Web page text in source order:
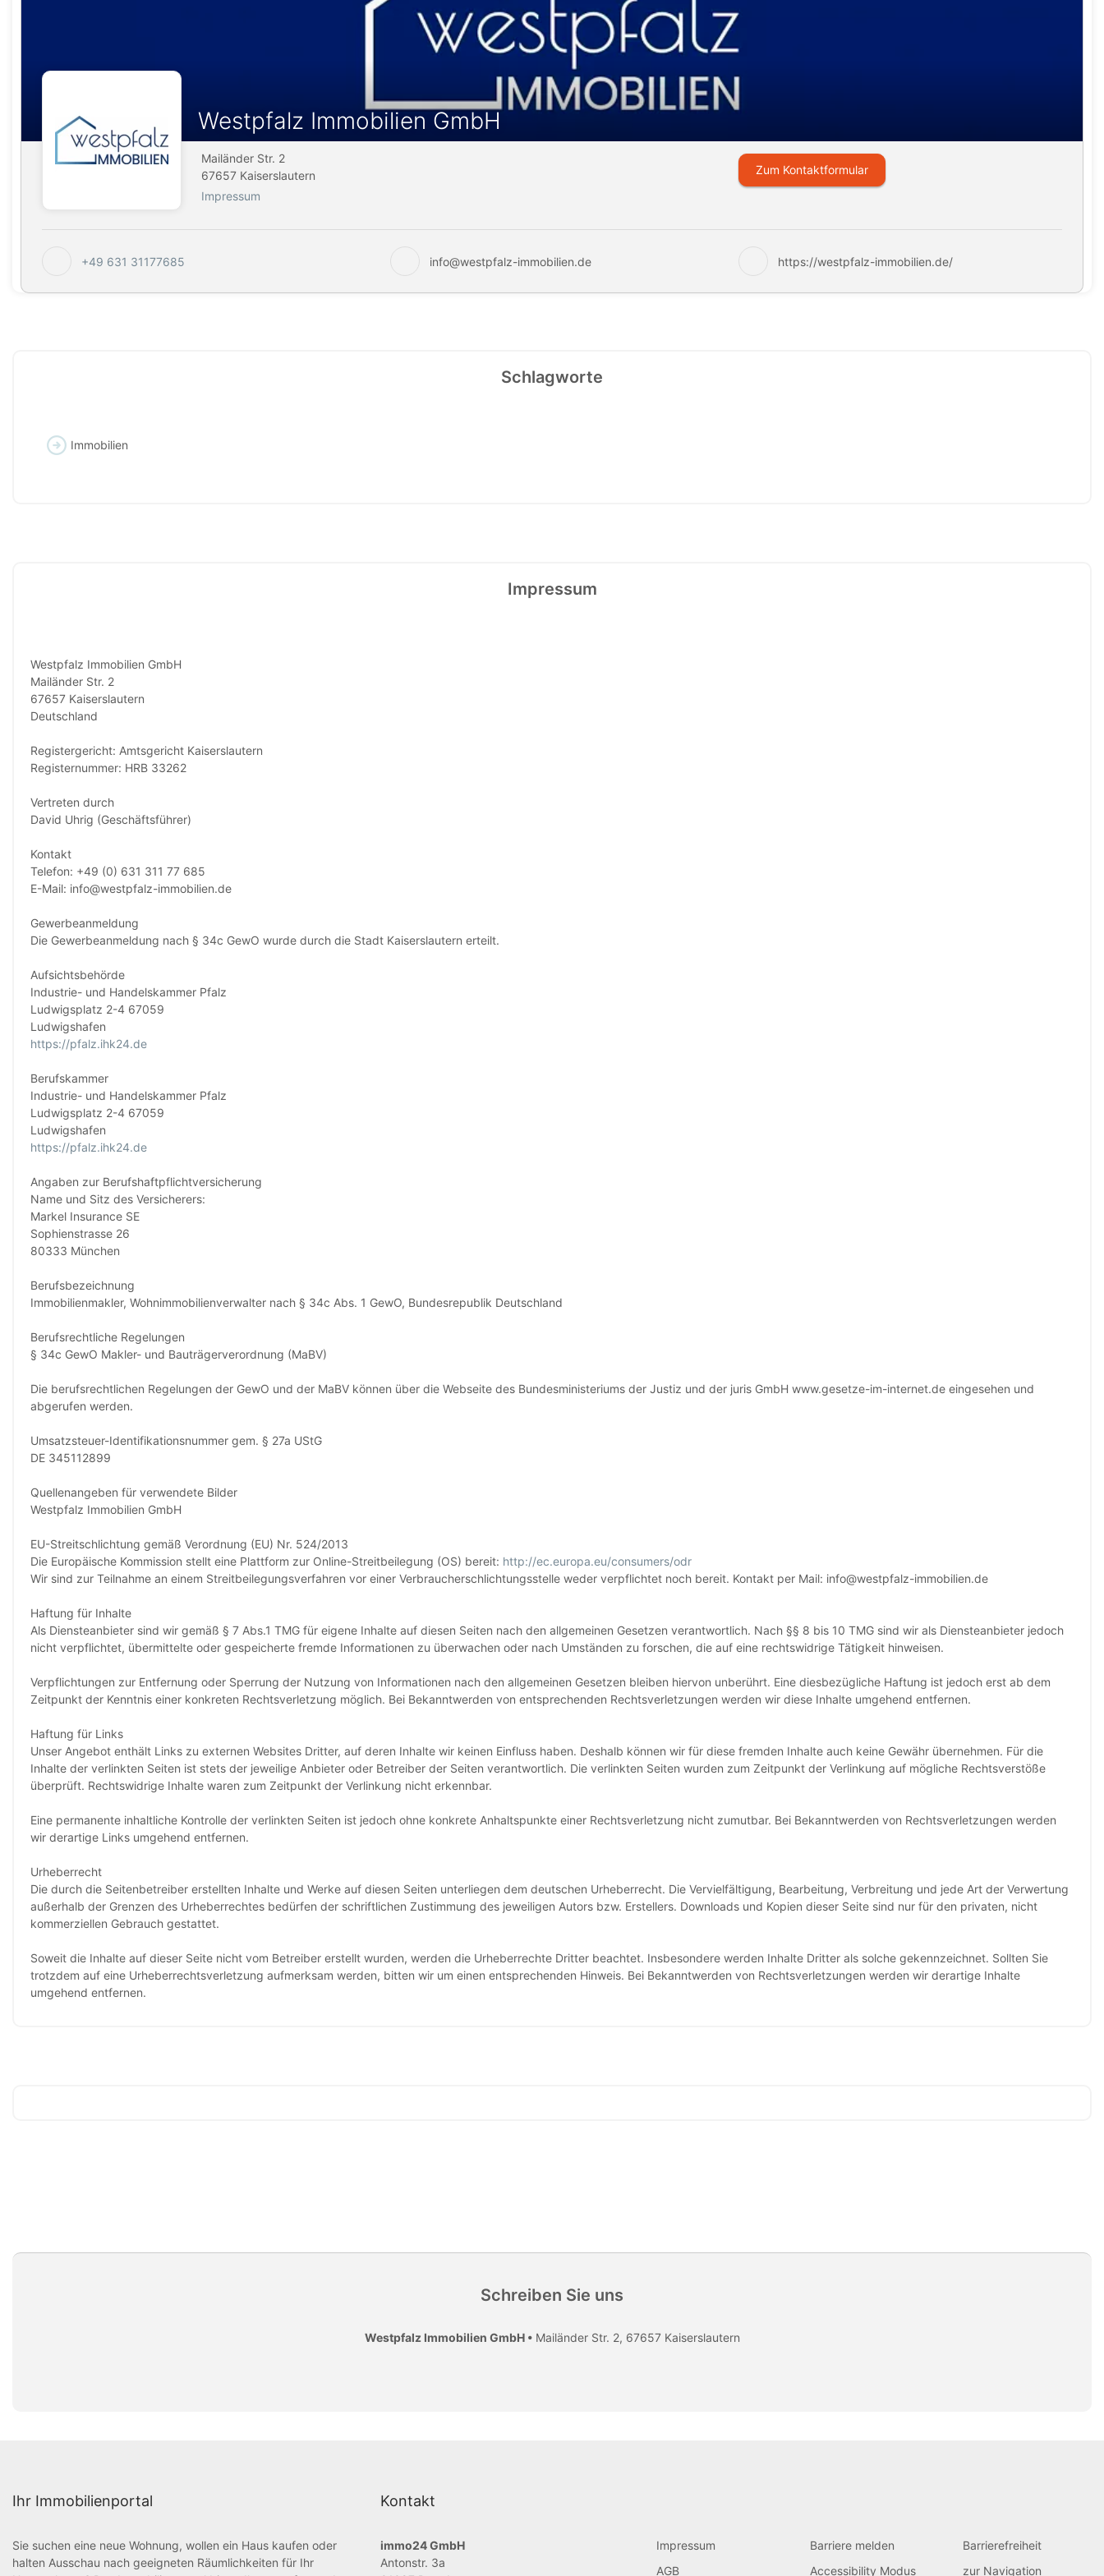
Westpfalz Immobilien GmbH
Mailänder Str. 2
67657 Kaiserslautern
Impressum
Zum Kontaktformular
+49 631 31177685 info@westpfalz-immobilien.de https://westpfalz-immobilien.de/
Schlagworte
Immobilien
Impressum
Westpfalz Immobilien GmbH
Mailänder Str. 2
67657 Kaiserslautern
Deutschland
Registergericht: Amtsgericht Kaiserslautern
Registernummer: HRB 33262
Vertreten durch
David Uhrig (Geschäftsführer)
Kontakt
Telefon: +49 (0) 631 311 77 685
E-Mail: info@westpfalz-immobilien.de
Gewerbeanmeldung
Die Gewerbeanmeldung nach § 34c GewO wurde durch die Stadt Kaiserslautern erteilt.
Aufsichtsbehörde
Industrie- und Handelskammer Pfalz
Ludwigsplatz 2-4 67059
Ludwigshafen
https://pfalz.ihk24.de
Berufskammer
Industrie- und Handelskammer Pfalz
Ludwigsplatz 2-4 67059
Ludwigshafen
https://pfalz.ihk24.de
Angaben zur Berufshaftpflichtversicherung
Name und Sitz des Versicherers:
Markel Insurance SE
Sophienstrasse 26
80333 München
Berufsbezeichnung
Immobilienmakler, Wohnimmobilienverwalter nach § 34c Abs. 1 GewO, Bundesrepublik Deutschland
Berufsrechtliche Regelungen
§ 34c GewO Makler- und Bauträgerverordnung (MaBV)
Die berufsrechtlichen Regelungen der GewO und der MaBV können über die Webseite des Bundesministeriums der Justiz und der juris GmbH www.gesetze-im-internet.de eingesehen und
abgerufen werden.
Umsatzsteuer-Identifikationsnummer gem. § 27a UStG
DE 345112899
Quellenangeben für verwendete Bilder
Westpfalz Immobilien GmbH
EU-Streitschlichtung gemäß Verordnung (EU) Nr. 524/2013
Die Europäische Kommission stellt eine Plattform zur Online-Streitbeilegung (OS) bereit: http://ec.europa.eu/consumers/odr
Wir sind zur Teilnahme an einem Streitbeilegungsverfahren vor einer Verbraucherschlichtungsstelle weder verpflichtet noch bereit. Kontakt per Mail: info@westpfalz-immobilien.de
Haftung für Inhalte
Als Diensteanbieter sind wir gemäß § 7 Abs.1 TMG für eigene Inhalte auf diesen Seiten nach den allgemeinen Gesetzen verantwortlich. Nach §§ 8 bis 10 TMG sind wir als Diensteanbieter jedoch
nicht verpflichtet, übermittelte oder gespeicherte fremde Informationen zu überwachen oder nach Umständen zu forschen, die auf eine rechtswidrige Tätigkeit hinweisen.
Verpflichtungen zur Entfernung oder Sperrung der Nutzung von Informationen nach den allgemeinen Gesetzen bleiben hiervon unberührt. Eine diesbezügliche Haftung ist jedoch erst ab dem
Zeitpunkt der Kenntnis einer konkreten Rechtsverletzung möglich. Bei Bekanntwerden von entsprechenden Rechtsverletzungen werden wir diese Inhalte umgehend entfernen.
Haftung für Links
Unser Angebot enthält Links zu externen Websites Dritter, auf deren Inhalte wir keinen Einfluss haben. Deshalb können wir für diese fremden Inhalte auch keine Gewähr übernehmen. Für die
Inhalte der verlinkten Seiten ist stets der jeweilige Anbieter oder Betreiber der Seiten verantwortlich. Die verlinkten Seiten wurden zum Zeitpunkt der Verlinkung auf mögliche Rechtsverstöße
überprüft. Rechtswidrige Inhalte waren zum Zeitpunkt der Verlinkung nicht erkennbar.
Eine permanente inhaltliche Kontrolle der verlinkten Seiten ist jedoch ohne konkrete Anhaltspunkte einer Rechtsverletzung nicht zumutbar. Bei Bekanntwerden von Rechtsverletzungen werden
wir derartige Links umgehend entfernen.
Urheberrecht
Die durch die Seitenbetreiber erstellten Inhalte und Werke auf diesen Seiten unterliegen dem deutschen Urheberrecht. Die Vervielfältigung, Bearbeitung, Verbreitung und jede Art der Verwertung
außerhalb der Grenzen des Urheberrechtes bedürfen der schriftlichen Zustimmung des jeweiligen Autors bzw. Erstellers. Downloads und Kopien dieser Seite sind nur für den privaten, nicht
kommerziellen Gebrauch gestattet.
Soweit die Inhalte auf dieser Seite nicht vom Betreiber erstellt wurden, werden die Urheberrechte Dritter beachtet. Insbesondere werden Inhalte Dritter als solche gekennzeichnet. Sollten Sie
trotzdem auf eine Urheberrechtsverletzung aufmerksam werden, bitten wir um einen entsprechenden Hinweis. Bei Bekanntwerden von Rechtsverletzungen werden wir derartige Inhalte
umgehend entfernen.
Schreiben Sie uns
Westpfalz Immobilien GmbH • Mailänder Str. 2, 67657 Kaiserslautern
Ihr Immobilienportal
Sie suchen eine neue Wohnung, wollen ein Haus kaufen oder
halten Ausschau nach geeigneten Räumlichkeiten für Ihr
Kontakt
immo24 GmbH
Antonstr. 3a
Impressum
AGB
Barriere melden
Accessibility Modus
Barrierefreiheit
zur Navigation